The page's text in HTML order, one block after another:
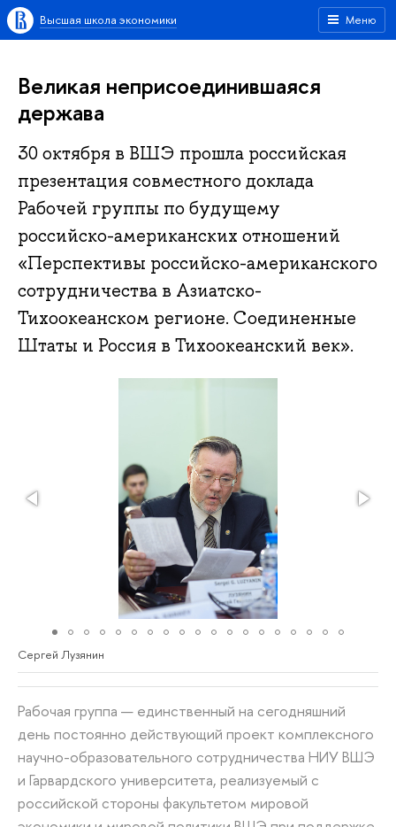
Меню
Высшая школа экономики
Великая неприсоединившаяся
держава
30 октября в ВШЭ прошла российская
презентация совместного доклада
Рабочей группы по будущему
российско-американских отношений
«Перспективы российско-американского
сотрудничества в Азиатско-
Тихоокеанском регионе. Соединенные
Штаты и Россия в Тихоокеанский век».
Сергей Лузянин
Рабочая группа — единственный на сегодняшний
день постоянно действующий проект комплексного
научно-образовательного сотрудничества НИУ ВШЭ
и Гарвардского университета, реализуемый с
российской стороны факультетом мировой